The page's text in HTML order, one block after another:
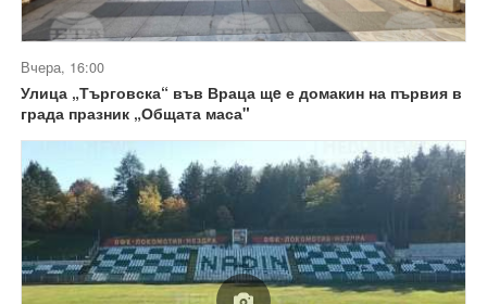
Вчера, 16:00
Улица „Търговска“ във Враца щe е домакин на първия в
града празник „Общата маса"